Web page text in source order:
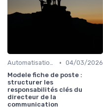
Automatisation & performance des campagnes • 04/03/2026
Modele fiche de poste :
structurer les
responsabilités clés du
directeur de la
communication